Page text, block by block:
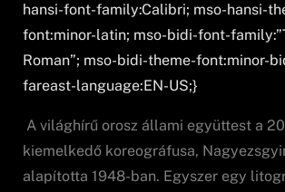
hansi-font-family:Calibri; mso-hansi-
font:minor-latin; mso-bidi-font-
Roman”; mso-bidi-theme-font:minor-
fareast-language:EN-US;}
A világhírű orosz állami együttest a
kiemelkedő koreográfusa,
alapította 1948-ban. Egyszer egy